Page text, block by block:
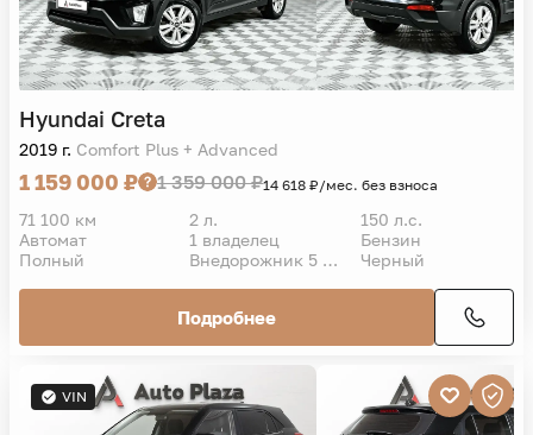
Hyundai Creta
2019 г. Comfort Plus + Advanced
1 159 000 ₽ 1 359 000 ₽14 618 ₽/мес. без взноса
71 100 км 2 л.
150 л.с.
Автомат
1 владелец
Бензин
Полный
Внедорожник 5 дв. Черный
Подробнее
VIN